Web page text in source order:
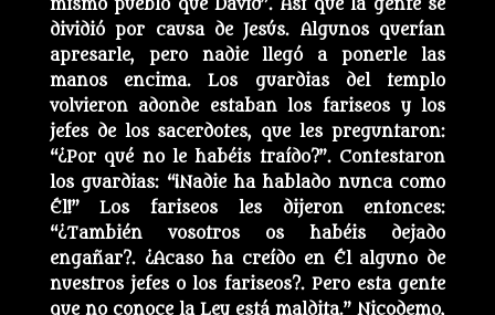
mismo pueblo que David”. Así que la gente se
dividió por causa de Jesús. Algunos querían
apresarle, pero nadie llegó a ponerle las
manos encima. Los guardias del templo
volvieron adonde estaban los fariseos y los
jefes de los sacerdotes, que les preguntaron:
“¿Por qué no le habéis traído?”. Contestaron
los guardias: “¡Nadie ha hablado nunca como
Él!” Los fariseos les dijeron entonces:
“¿También vosotros os habéis dejado
engañar?. ¿Acaso ha creído en Él alguno de
nuestros jefes o los fariseos?. Pero esta gente
que no conoce la Ley está maldita.” Nicodemo,